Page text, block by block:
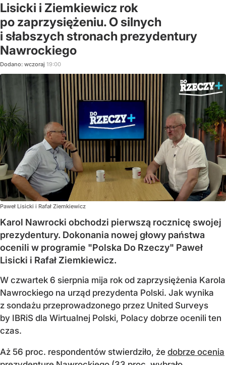
Lisicki i Ziemkiewicz rok
po zaprzysiężeniu. O silnych
i słabszych stronach prezydentury
Nawrockiego
Dodano: wczoraj 19:00
Paweł Lisicki i Rafał Ziemkiewicz
Karol Nawrocki obchodzi pierwszą rocznicę swojej
prezydentury. Dokonania nowej głowy państwa
ocenili w programie "Polska Do Rzeczy" Paweł
Lisicki i Rafał Ziemkiewicz.
W czwartek 6 sierpnia mija rok od zaprzysiężenia Karola
Nawrockiego na urząd prezydenta Polski. Jak wynika
z sondażu przeprowadzonego przez United Surveys
by IBRiS dla Wirtualnej Polski, Polacy dobrze ocenili ten
czas.
Aż 56 proc. respondentów stwierdziło, że dobrze ocenia